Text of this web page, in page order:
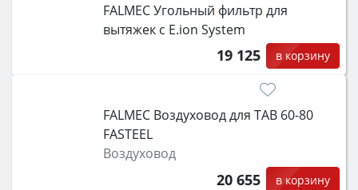
FALMEC Угольный фильтр для
вытяжек с E.ion System
19 125 в корзину
FALMEC Воздуховод для TAB 60-80
FASTEEL
Воздуховод
20 655 в корзину